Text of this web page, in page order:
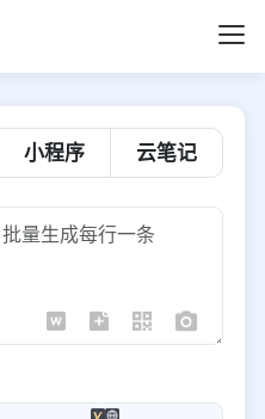
小程序 云笔记